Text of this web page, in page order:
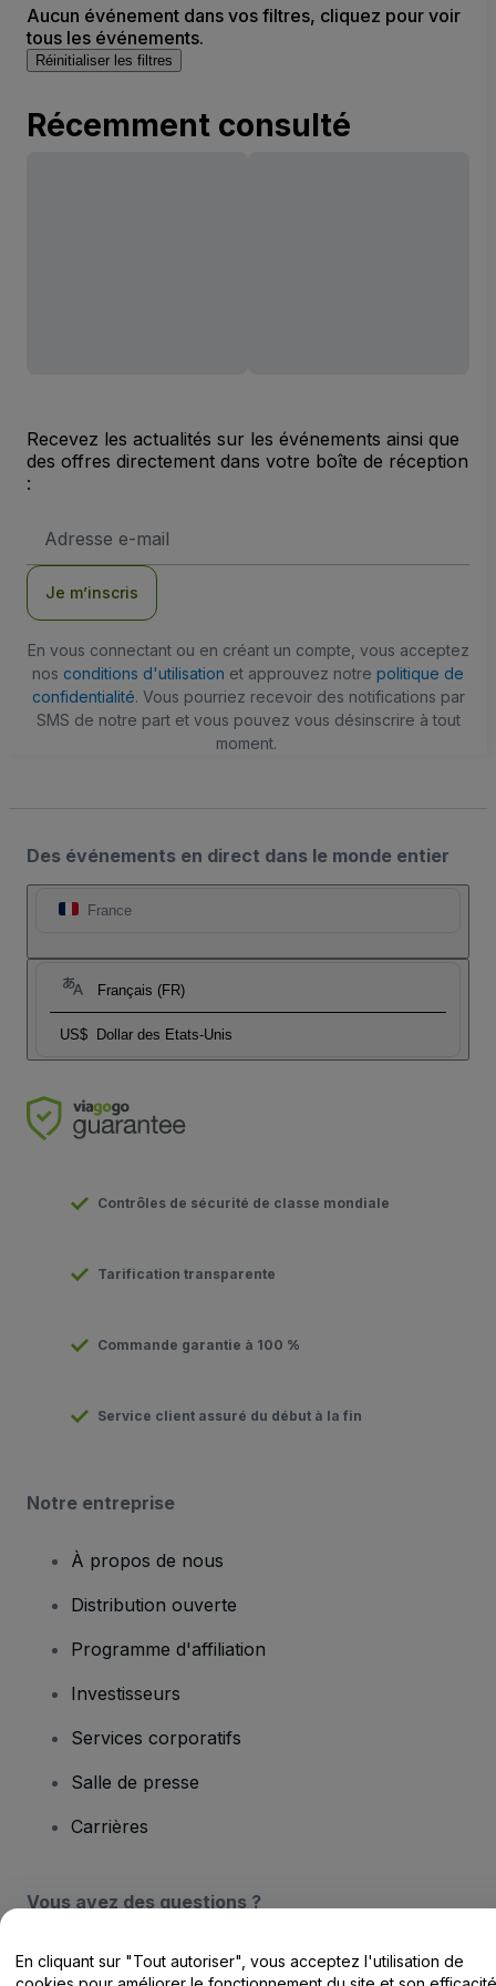
Aucun événement dans vos filtres, cliquez pour voir
tous les événements.
Réinitialiser les filtres
Récemment consulté
Recevez les actualités sur les événements ainsi que
des offres directement dans votre boîte de réception
:
e-
Je m’inscris
En vous connectant ou en créant un compte, vous acceptez
nos conditions d'utilisation et approuvez notre politique de
confidentialité. Vous pourriez recevoir des notifications par
SMS de notre part et vous pouvez vous désinscrire à tout
moment.
Des événements en direct dans le monde entier
France
Français (FR)
US$ Dollar des Etats-Unis
Contrôles de sécurité de classe mondiale
Tarification transparente
Commande garantie à 100 %
Service client assuré du début à la fin
Notre entreprise
À propos de nous
Distribution ouverte
Programme d'affiliation
Investisseurs
Services corporatifs
Salle de presse
Carrières
Vous avez des questions ?
Centre d'assistance / Nous contacter
En cliquant sur "Tout autoriser", vous acceptez l'utilisation de